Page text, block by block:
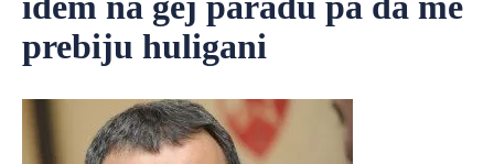
prebiju huligani